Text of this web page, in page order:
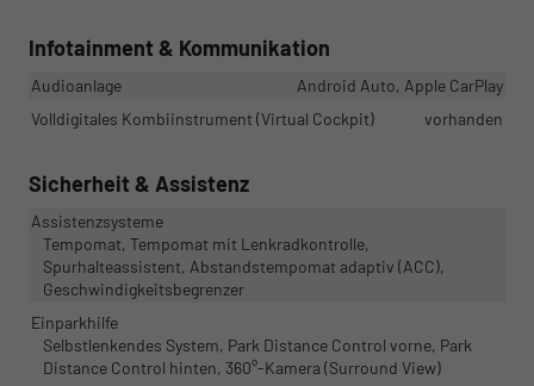
Infotainment & Kommunikation
Audioanlage
Android Auto, Apple CarPlay
Volldigitales Kombiinstrument (Virtual Cockpit)
vorhanden
Sicherheit & Assistenz
Assistenzsysteme
Tempomat, Tempomat mit Lenkradkontrolle,
Spurhalteassistent, Abstandstempomat adaptiv (ACC),
Geschwindigkeitsbegrenzer
Einparkhilfe
Selbstlenkendes System, Park Distance Control vorne, Park
Distance Control hinten, 360°-Kamera (Surround View)